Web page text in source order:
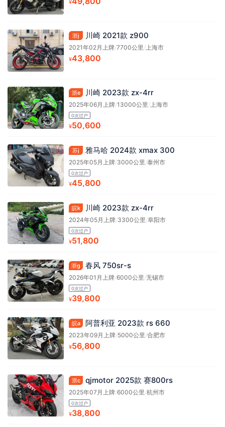
¥
浙j 川崎 2021款 z900
2021年02月上牌/7700公里/上海市
¥43,800
浙e 川崎 2023款 zx-4rr
2025年06月上牌/13000公里/上海市
0次过户
¥50,600
苏j 雅马哈 2024款 xmax 300
2025年05月上牌/3000公里/泰州市
0次过户
¥45,800
皖k 川崎 2023款 zx-4rr
2024年05月上牌/3300公里/阜阳市
0次过户
¥51,800
浙g 春风 750sr-s
2026年01月上牌/6000公里 /无锡市
0次过户
¥39,800
皖a 阿普利亚 2023款 rs 660
2023年09月上牌/5000公里 /合肥市
¥56,800
浙c qjmotor 2025款 赛800rs
2025年07月上牌/6000公里 /杭州市
0次过户
¥38,800